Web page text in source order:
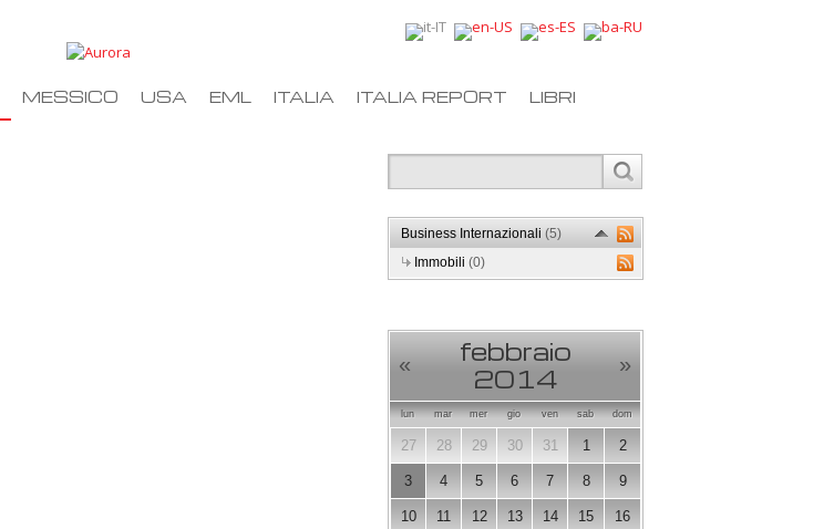
MESSICO USA EML ITALIA ITALIA REPORT LIBRI
Business Internazionali(5)
Immobili(0)
«
febbraio
2014
»
lun mar mer gio ven sab dom
27 28 29 30 31 1 2
3 4 5 6 7 8 9
10 11 12 13 14 15 16